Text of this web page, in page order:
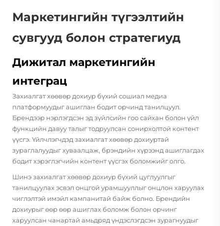
Маркетингийн түгээлтийн
сувгууд болон стратегиуд
Дижитал маркетингийн
интеграц
Захиалгат хөөвөр дохиур бүхий сошиал медиа
платформуудыг ашиглан бодит орчинд танилцуул.
Брендээр нэрлэгдсэн эд зүйлсийн гоо сайхан болон үйл
функцийн давуу талыг тодруулсан сонирхолтой контент
үүсгэ. Үйлчлэгчдэд захиалгат хөөвөр дохиуртай
зураглалуудыг хуваалцаж, брэндийн хүрээнд ашиглагдах
бодит хэрэглэгчийн контент үүсгэх боломжийг олго.
Шинэ захиалгат хөөвөр дохиур бүхий цуглуулгыг
танилцуулах эсвэл онцгой урамшууллыг онцлон харуулах
чиглэлтэй имэйл кампанитай байж болно. Брендийн
дохиурыг өөр өөр ашиглах боломж болон орчинг
харуулсан чанартай амьдряд үндэслэгдсэн зурагнуудыг